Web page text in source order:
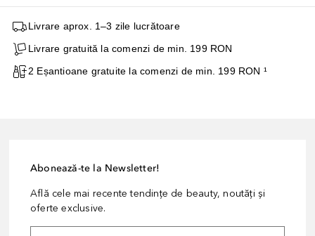
Livrare aprox. 1–3 zile lucrătoare
Livrare gratuită la comenzi de min. 199 RON
2 Eșantioane gratuite la comenzi de min. 199 RON ¹
Abonează-te la Newsletter!
Află cele mai recente tendințe de beauty, noutăți și
oferte exclusive.